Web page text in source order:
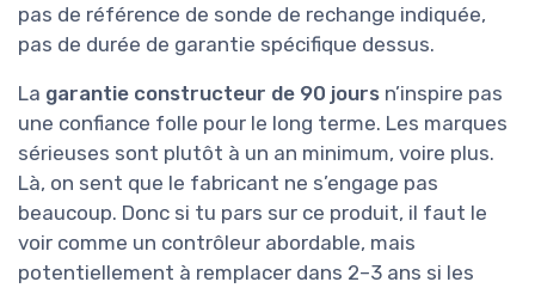
pas de référence de sonde de rechange indiquée,
pas de durée de garantie spécifique dessus.
La garantie constructeur de 90 jours n’inspire pas
une confiance folle pour le long terme. Les marques
sérieuses sont plutôt à un an minimum, voire plus.
Là, on sent que le fabricant ne s’engage pas
beaucoup. Donc si tu pars sur ce produit, il faut le
voir comme un contrôleur abordable, mais
potentiellement à remplacer dans 2–3 ans si les